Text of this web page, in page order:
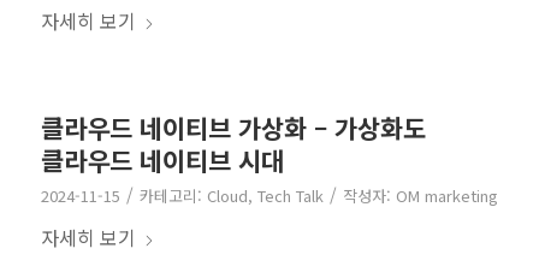
자세히 보기
클라우드 네이티브 가상화 – 가상화도
클라우드 네이티브 시대
2024-11-15 / 카테고리: Cloud, Tech Talk / 작성자: OM marketing
자세히 보기